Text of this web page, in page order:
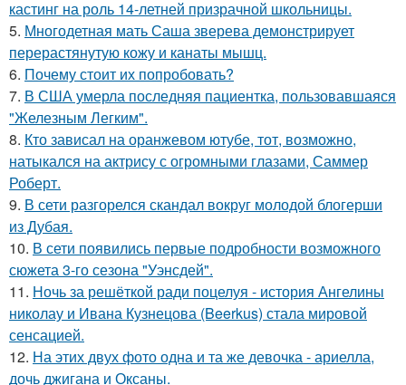
кастинг на роль 14-летней призрачной школьницы.
5. Многодетная мать Саша зверева демонстрирует
перерастянутую кожу и канаты мышц.
6. Почему стоит их попробовать?
7. В США умерла последняя пациентка, пользовавшаяся
"Железным Легким".
8. Кто зависал на оранжевом ютубе, тот, возможно,
натыкался на актрису с огромными глазами, Саммер
Роберт.
9. В сети разгорелся скандал вокруг молодой блогерши
из Дубая.
10. В сети появились первые подробности возможного
сюжета 3-го сезона "Уэнсдей".
11. Ночь за решёткой ради поцелуя - история Ангелины
николау и Ивана Кузнецова (Beerkus) стала мировой
сенсацией.
12. На этих двух фото одна и та же девочка - ариелла,
дочь джигана и Оксаны.